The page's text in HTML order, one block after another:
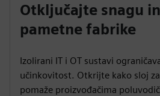
Otključajte snagu
pametne fabrike
Izolirani IT i OT sustavi
učinkovitost. Otkrijte kako sloj
pomaže proizvođačima